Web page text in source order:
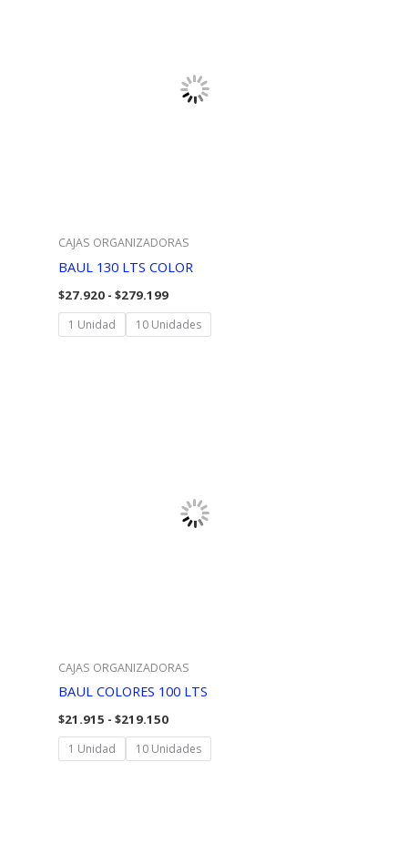
CAJAS ORGANIZADORAS
BAUL 130 LTS COLOR
$27.920 - $279.199Rango
precios:
desde
1 Unidad 10 Unidades
CAJAS ORGANIZADORAS
BAUL COLORES 100 LTS
$21.915 - $219.150Rango
precios:
desde
1 Unidad 10 Unidades